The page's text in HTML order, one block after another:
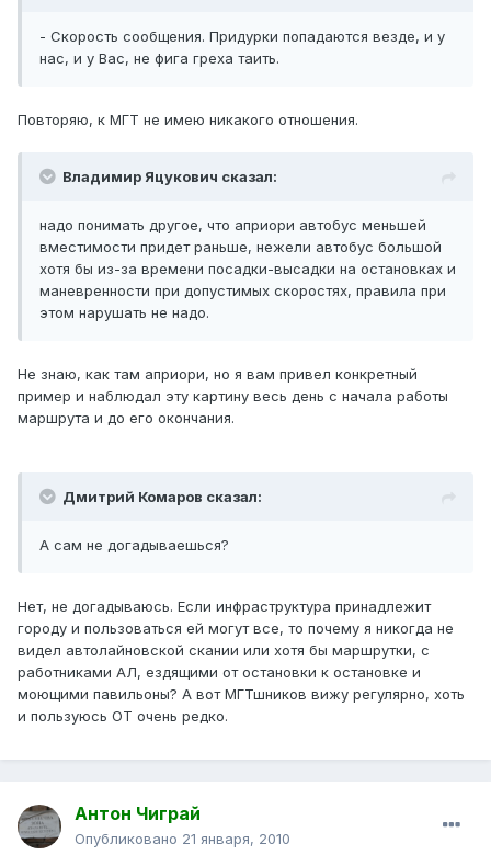
- Скорость сообщения. Придурки попадаются везде, и у
нас, и у Вас, не фига греха таить.
Повторяю, к МГТ не имею никакого отношения.
Владимир Яцукович сказал:
надо понимать другое, что априори автобус меньшей
вместимости придет раньше, нежели автобус большой
хотя бы из-за времени посадки-высадки на остановках и
маневренности при допустимых скоростях, правила при
этом нарушать не надо.
Не знаю, как там априори, но я вам привел конкретный
пример и наблюдал эту картину весь день с начала работы
маршрута и до его окончания.
Дмитрий Комаров сказал:
А сам не догадываешься?
Нет, не догадываюсь. Если инфраструктура принадлежит
городу и пользоваться ей могут все, то почему я никогда не
видел автолайновской скании или хотя бы маршрутки, с
работниками АЛ, ездящими от остановки к остановке и
моющими павильоны? А вот МГТшников вижу регулярно, хоть
и пользуюсь ОТ очень редко.
Антон Чиграй
Опубликовано 21 января, 2010